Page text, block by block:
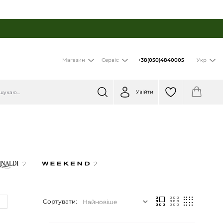
Магазин Сервіс +38(050)4840005 Укр
Увійти
2 2
Сортувати: